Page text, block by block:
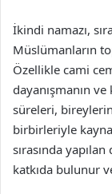
İkindi namazı,
Müslümanların
Özellikle cami
dayanışmanın
süreleri,
birbirleriyle
sırasında
katkıda bulunur